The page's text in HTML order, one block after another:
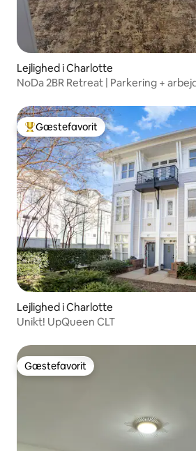
Lejlighed i Charlotte
NoDa 2BR Retreat | Parkering +
Bedste gæstefavorit
Gæstefavorit
Lejlighed i Charlotte
Unikt! UpQueen CLT
Gæstefavorit
Gæstefavorit